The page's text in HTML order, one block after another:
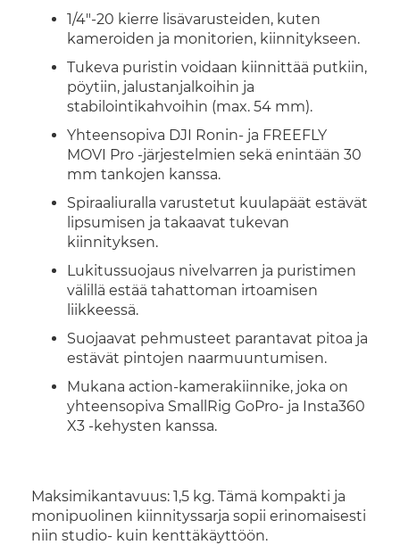
1/4"-20 kierre lisävarusteiden, kuten
kameroiden ja monitorien, kiinnitykseen.
Tukeva puristin voidaan kiinnittää putkiin,
pöytiin, jalustanjalkoihin ja
stabilointikahvoihin (max. 54 mm).
Yhteensopiva DJI Ronin- ja FREEFLY
MOVI Pro -järjestelmien sekä enintään 30
mm tankojen kanssa.
Spiraaliuralla varustetut kuulapäät estävät
lipsumisen ja takaavat tukevan
kiinnityksen.
Lukitussuojaus nivelvarren ja puristimen
välillä estää tahattoman irtoamisen
liikkeessä.
Suojaavat pehmusteet parantavat pitoa ja
estävät pintojen naarmuuntumisen.
Mukana action-kamerakiinnike, joka on
yhteensopiva SmallRig GoPro- ja Insta360
X3 -kehysten kanssa.
Maksimikantavuus: 1,5 kg. Tämä kompakti ja
monipuolinen kiinnityssarja sopii erinomaisesti
niin studio- kuin kenttäkäyttöön.